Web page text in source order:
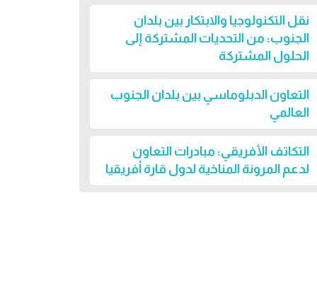
نقل التكنولوجيا والابتكار بين بلدان
الجنوب: من التحديات المشتركة إلى
الحلول المشتركة
التعاون الدبلوماسي بين بلدان الجنوب
العالمي
التكاتف الأفريقي: مبادرات التعاون
لدعم المرونة المناخية لدول قارة أفريقيا